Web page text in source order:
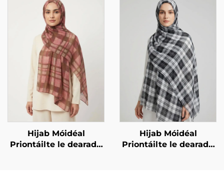
Hijab Móidéal
Priontáilte le dearadh
Hijab Móidéal
Priontáilte le dearadh